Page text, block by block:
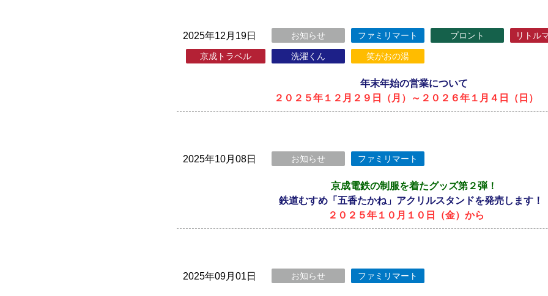
2025年12月19日 お知らせ ファミリマート プロント リトル
京成トラベル 洗濯くん 笑がおの湯
年末年始の営業について
２０２５年１２月２９日（月）～２０２６年１月４日（日）
2025年10月08日 お知らせ ファミリマート
京成電鉄の制服を着たグッズ第２弾！
鉄道むすめ「五香たかね」アクリルスタンドを発売します！
２０２５年１０月１０日（金）から
2025年09月01日 お知らせ ファミリマート